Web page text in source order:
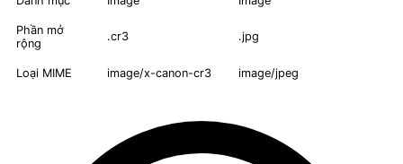
Phần mở
rộng
.cr3 .jpg
Loại MIME image/x-canon-cr3 image/jpeg